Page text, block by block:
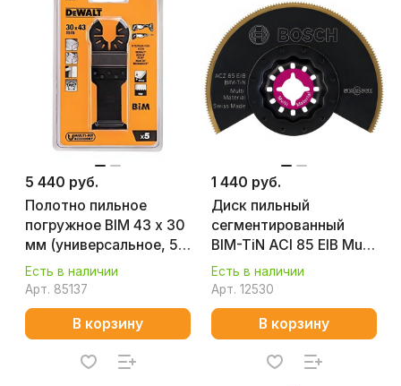
5 440 руб.
Полотно пильное
погружное BIM 43 х 30
мм (универсальное, 5
шт.) DeWalt DT20723
Есть в наличии
Арт. 85137
В корзину
1 440 руб.
Диск пильный
сегментированный
BIM-TiN ACI 85 EIB Multi
Material (1 шт.) BOSCH
2608661758
Есть в наличии
Арт. 12530
В корзину